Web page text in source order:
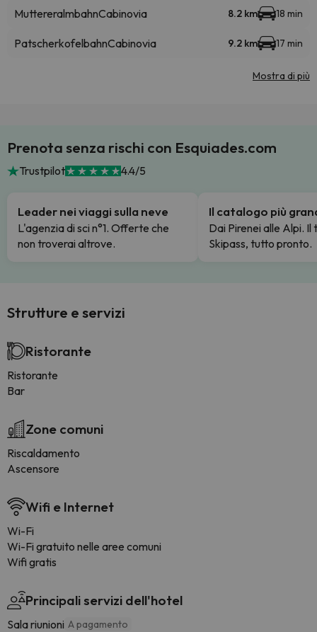
MuttereralmbahnCabinovia 8.2 km 18 min
PatscherkofelbahnCabinovia 9.2 km 17 min
Mostra di più
Prenota senza rischi con Esquiades.com
Trustpilot 4.4/5
Leader nei viaggi sulla neve
L'agenzia di sci n°1. Offerte che
non troverai altrove.
Il catalogo più
Dai Pirenei alle Alpi. Il
Skipass, tutto pronto.
Strutture e servizi
Ristorante
Ristorante
Bar
Zone comuni
Riscaldamento
Ascensore
Wifi e Internet
Wi-Fi
Wi-Fi gratuito nelle aree comuni
Wifi gratis
Principali servizi dell'hotel
Sala riunioni A pagamento